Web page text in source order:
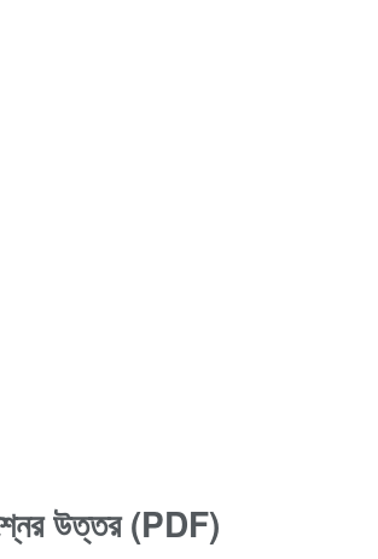
উত্তর (PDF)